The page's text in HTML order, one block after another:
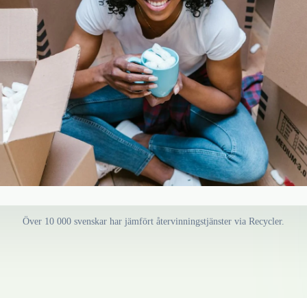
Över 10 000 svenskar har jämfört återvinningstjänster via Recycler.